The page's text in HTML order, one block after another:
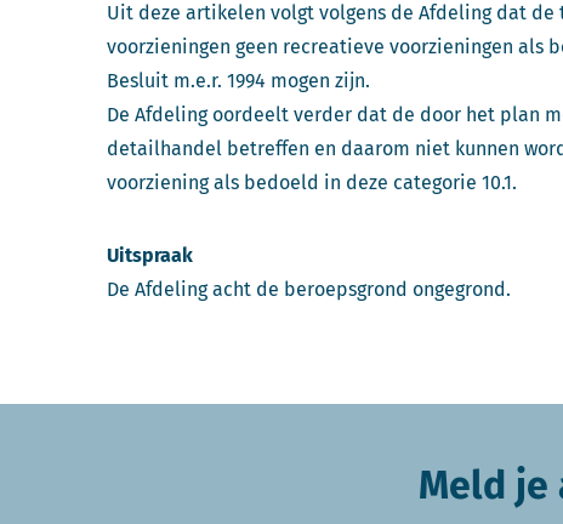
Uit deze artikelen volgt volgens de Afdeling dat
voorzieningen geen recreatieve voorzieningen als
Besluit m.e.r. 1994 mogen zijn.
De Afdeling oordeelt verder dat de door het plan
detailhandel betreffen en daarom niet kunnen
voorziening als bedoeld in deze categorie 10.1.
Uitspraak
De Afdeling acht de beroepsgrond ongegrond.
Meld je